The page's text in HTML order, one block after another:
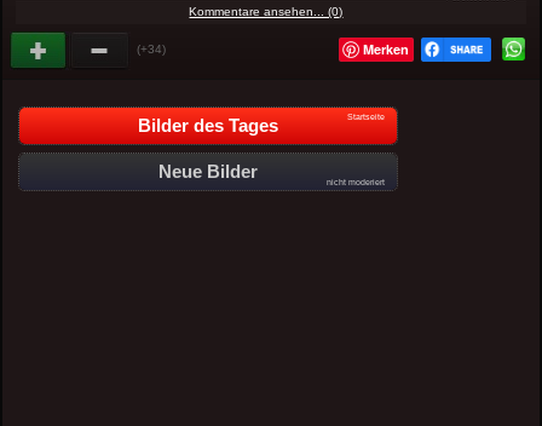
Kommentare ansehen... (0)
(+34) Merken
Bilder des Tages Startseite
Neue Bilder
nicht moderiert